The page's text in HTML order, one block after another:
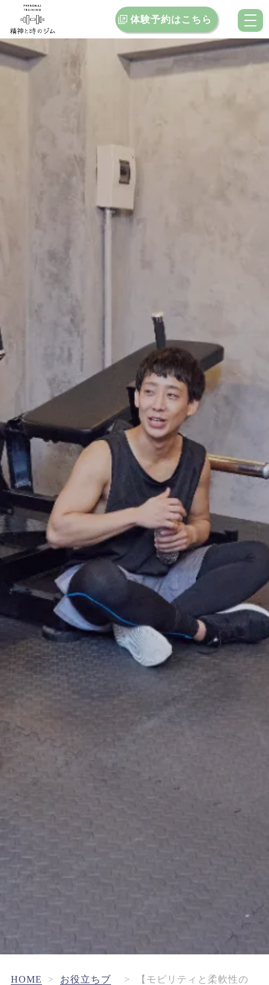
体験予約はこちら
HOME >
お役立ちブ
>
【モビリティと柔軟性の
トップ
当ジムの特徴
お客様インタビュー
FRANCHISE
フランチャイズお問い合わせ